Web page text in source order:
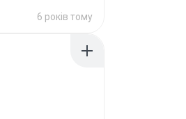
6 років тому